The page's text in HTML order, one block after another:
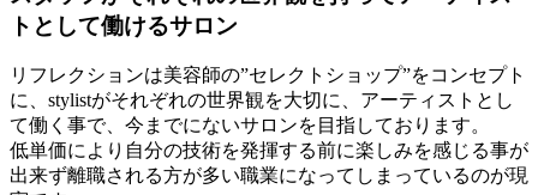
トとして働けるサロン
リフレクションは美容師の”セレクトショップ”をコンセプト
に、stylistがそれぞれの世界観を大切に、アーティストとし
て働く事で、今までにないサロンを目指しております。
低単価により自分の技術を発揮する前に楽しみを感じる事が
出来ず離職される方が多い職業になってしまっているのが現